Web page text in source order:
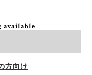
available
方向け